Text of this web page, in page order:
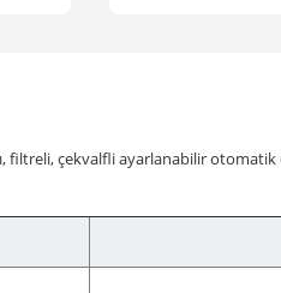
filtreli, çekvalfli ayarlanabilir